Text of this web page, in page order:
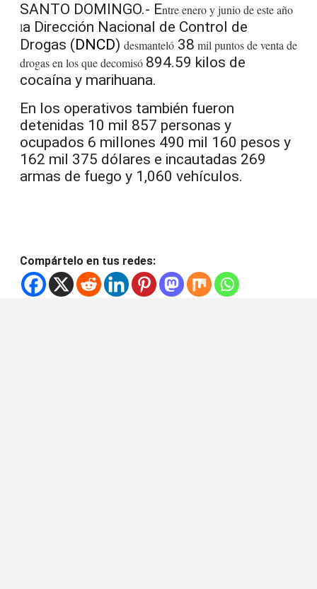
SANTO DOMINGO.- Entre enero y junio de este año
la Dirección Nacional de Control de
Drogas (DNCD) desmanteló 38 mil puntos de venta de
drogas en los que decomisó 894.59 kilos de
cocaína y marihuana.
En los operativos también fueron
detenidas 10 mil 857 personas y
ocupados 6 millones 490 mil 160 pesos y
162 mil 375 dólares e incautadas 269
armas de fuego y 1,060 vehículos.
Compártelo en tus redes: